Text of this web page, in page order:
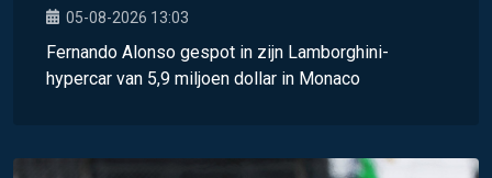
05-08-2026 13:03
Fernando Alonso gespot in zijn Lamborghini-
hypercar van 5,9 miljoen dollar in Monaco